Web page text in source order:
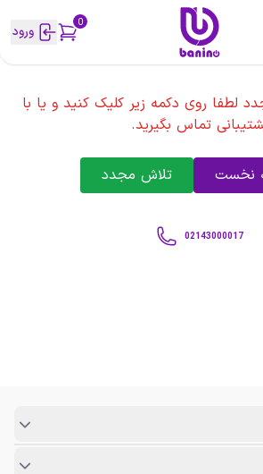
0 ورود
لطفا روی دکمه زیر کلیک کنید و یا با
تماس بگیرید.
نخست تلاش مجدد
02143000017